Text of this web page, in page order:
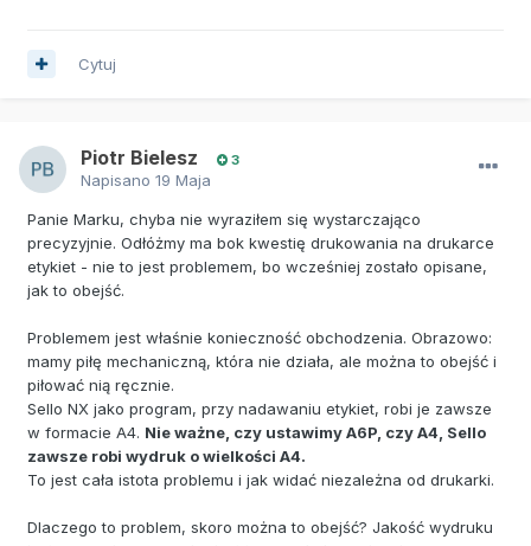
Cytuj
Piotr Bielesz 3
Napisano 19 Maja
Panie Marku, chyba nie wyraziłem się wystarczająco
precyzyjnie. Odłóżmy ma bok kwestię drukowania na drukarce
etykiet - nie to jest problemem, bo wcześniej zostało opisane,
jak to obejść.
Problemem jest właśnie konieczność obchodzenia. Obrazowo:
mamy piłę mechaniczną, która nie działa, ale można to obejść i
piłować nią ręcznie.
Sello NX jako program, przy nadawaniu etykiet, robi je zawsze
w formacie A4. Nie ważne, czy ustawimy A6P, czy A4, Sello
zawsze robi wydruk o wielkości A4.
To jest cała istota problemu i jak widać niezależna od drukarki.
Dlaczego to problem, skoro można to obejść? Jakość wydruku